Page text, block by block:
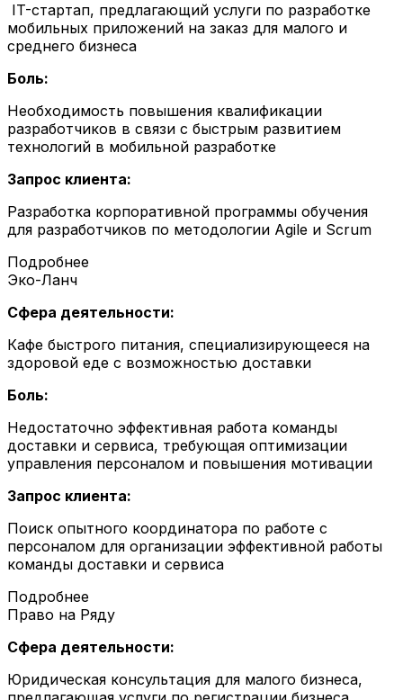
IT-стартап, предлагающий услуги по разработке
мобильных приложений на заказ для малого и
среднего бизнеса
Боль:
Необходимость повышения квалификации
разработчиков в связи с быстрым развитием
технологий в мобильной разработке
Запрос клиента:
Разработка корпоративной программы обучения
для разработчиков по методологии Agile и Scrum
Подробнее
Эко-Ланч
Сфера деятельности:
Кафе быстрого питания, специализирующееся на
здоровой еде с возможностью доставки
Боль:
Недостаточно эффективная работа команды
доставки и сервиса, требующая оптимизации
управления персоналом и повышения мотивации
Запрос клиента:
Поиск опытного координатора по работе с
персоналом для организации эффективной работы
команды доставки и сервиса
Подробнее
Право на Ряду
Сфера деятельности:
Юридическая консультация для малого бизнеса,